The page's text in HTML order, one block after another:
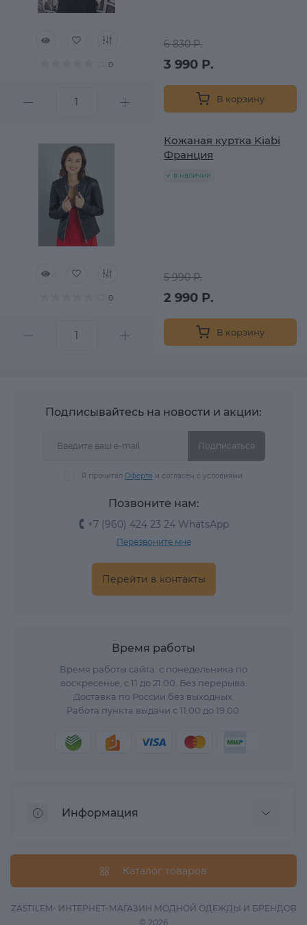
0
6 830 Р.
3 990 Р.
В корзину
0
Кожаная куртка Kiabi
Франция
в наличии
5 990 Р.
2 990 Р.
В корзину
Подписывайтесь на новости и акции:
Подписаться
Я прочитал Оферта и согласен с условиями
Позвоните нам:
+7 (960) 424 23 24 WhatsApp
Перезвоните мне
Перейти в контакты
Время работы
Время работы сайта: с понедельника по
воскресенье, с 11 до 21.00. Без перерыва.
Доставка по России без выходных.
Работа пункта выдачи с 11.00 до 19.00.
Информация
Информация о доставке
Оферта
Каталог товаров
ZASTILEM- ИНТЕРНЕТ-МАГАЗИН МОДНОЙ ОДЕЖДЫ И БРЕНДОВ
© 2026